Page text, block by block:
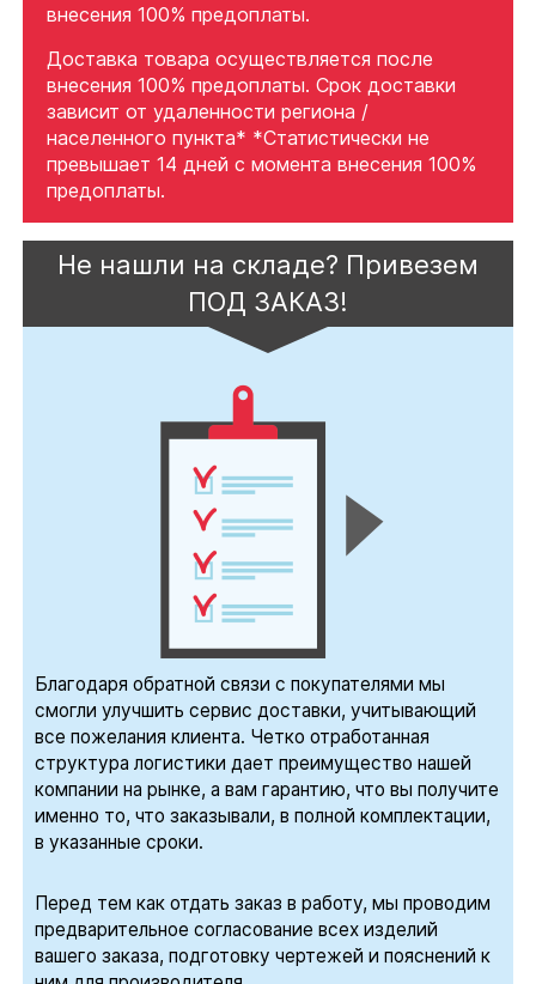
внесения 100% предоплаты.
Доставка товара осуществляется после
внесения 100% предоплаты. Срок доставки
зависит от удаленности региона /
населенного пункта* *Статистически не
превышает 14 дней с момента внесения 100%
предоплаты.
Не нашли на складе? Привезем
ПОД ЗАКАЗ!
Благодаря обратной связи с покупателями мы
смогли улучшить сервис доставки, учитывающий
все пожелания клиента. Четко отработанная
структура логистики дает преимущество нашей
компании на рынке, а вам гарантию, что вы получите
именно то, что заказывали, в полной комплектации,
в указанные сроки.
Перед тем как отдать заказ в работу, мы проводим
предварительное согласование всех изделий
вашего заказа, подготовку чертежей и пояснений к